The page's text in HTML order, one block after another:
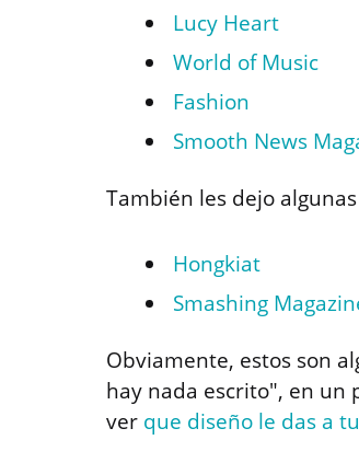
Lucy Heart
World of Music
Fashion
Smooth News
También les dejo
Hongkiat
Smashing
Obviamente, estos son
hay nada escrito", en un
ver que diseño le das a